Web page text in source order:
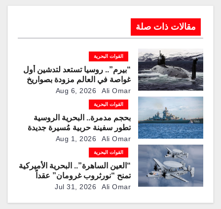
مقالات ذات صلة
القوات البحرية
“بيرم”.. روسيا تستعد لتدشين أول
غواصة في العالم مزودة بصواريخ
كروز فرط صوتيةAug 6, 2026 Ali Omar
القوات البحرية
بحجم مدمرة.. البحرية الروسية
تطور سفينة حربية مُسيرة جديدة
لمطاردة الغواصات
Aug 1, 2026 Ali Omar
القوات البحرية
“العين الساهرة”.. البحرية الأميركية
تمنح “نورثروب غرومان” عقداً
بقيمة تقترب من 1.2 مليار دولار
المراقبة “E-2D”
Jul 31, 2026 Ali Omar